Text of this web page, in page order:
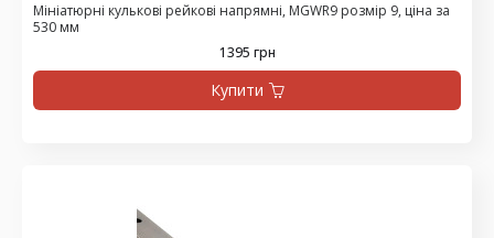
Мініатюрні кулькові рейкові напрямні, MGWR9 розмір 9, ціна за
530 мм
1395 грн
Купити